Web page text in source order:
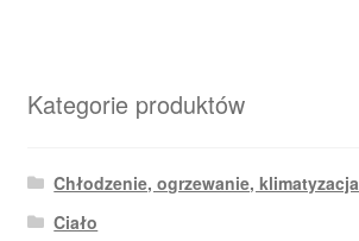
Kategorie produktów
Chłodzenie, ogrzewanie, klimatyzacja
Ciało